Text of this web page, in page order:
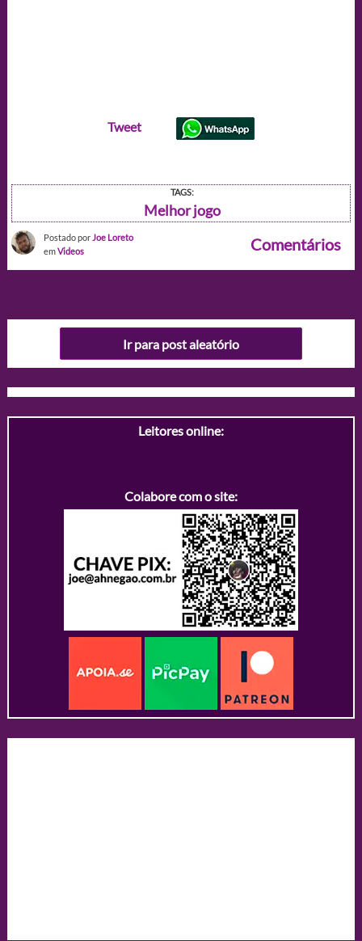
Tweet
TAGS:
Melhor jogo
Postado por Joe Loreto
emVideos Comentários
Ir para post aleatório
Leitores online:
Colabore com o site: